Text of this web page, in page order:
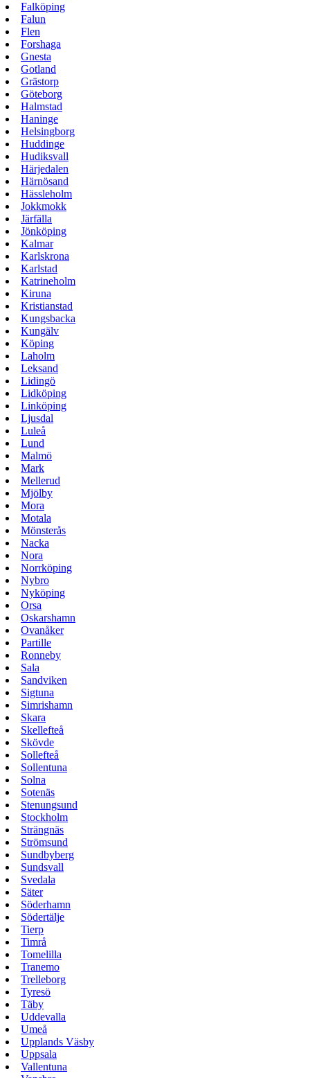
Falköping
Falun
Flen
Forshaga
Gnesta
Gotland
Grästorp
Göteborg
Halmstad
Haninge
Helsingborg
Huddinge
Hudiksvall
Härjedalen
Härnösand
Hässleholm
Jokkmokk
Järfälla
Jönköping
Kalmar
Karlskrona
Karlstad
Katrineholm
Kiruna
Kristianstad
Kungsbacka
Kungälv
Köping
Laholm
Leksand
Lidingö
Lidköping
Linköping
Ljusdal
Luleå
Lund
Malmö
Mark
Mellerud
Mjölby
Mora
Motala
Mönsterås
Nacka
Nora
Norrköping
Nybro
Nyköping
Orsa
Oskarshamn
Ovanåker
Partille
Ronneby
Sala
Sandviken
Sigtuna
Simrishamn
Skara
Skellefteå
Skövde
Sollefteå
Sollentuna
Solna
Sotenäs
Stenungsund
Stockholm
Strängnäs
Strömsund
Sundbyberg
Sundsvall
Svedala
Säter
Söderhamn
Södertälje
Tierp
Timrå
Tomelilla
Tranemo
Trelleborg
Tyresö
Täby
Uddevalla
Umeå
Upplands Väsby
Uppsala
Vallentuna